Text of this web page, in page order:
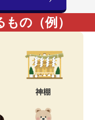
の（例）